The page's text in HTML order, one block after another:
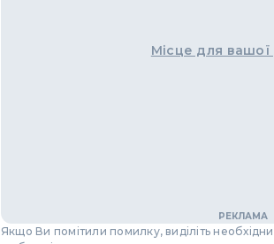
Місце для
Якщо Ви помітили помилку, виділіть